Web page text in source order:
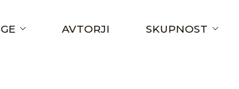
AVTORJI SKUPNOST